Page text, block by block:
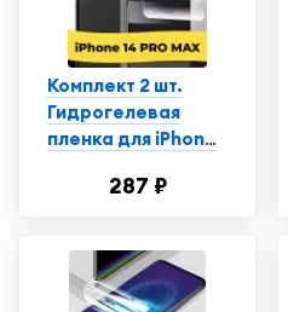
Комплект 2 шт.
Гидрогелевая
пленка для iPhone
глянцевая,
пленка-стекло на
Эпл Айфон 14 Про
Макс
287 ₽